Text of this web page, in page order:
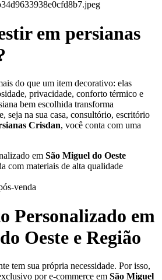
em persianas
do que um item decorativo: elas
privacidade, conforto térmico e
bem escolhida transforma
seja na sua casa, consultório, escritório
Crisdan, você conta com uma
em São Miguel do Oeste
com materiais de alta qualidade
venda
Personalizado em
Oeste e Região
tem sua própria necessidade. Por isso,
por e-commerce em São Miguel